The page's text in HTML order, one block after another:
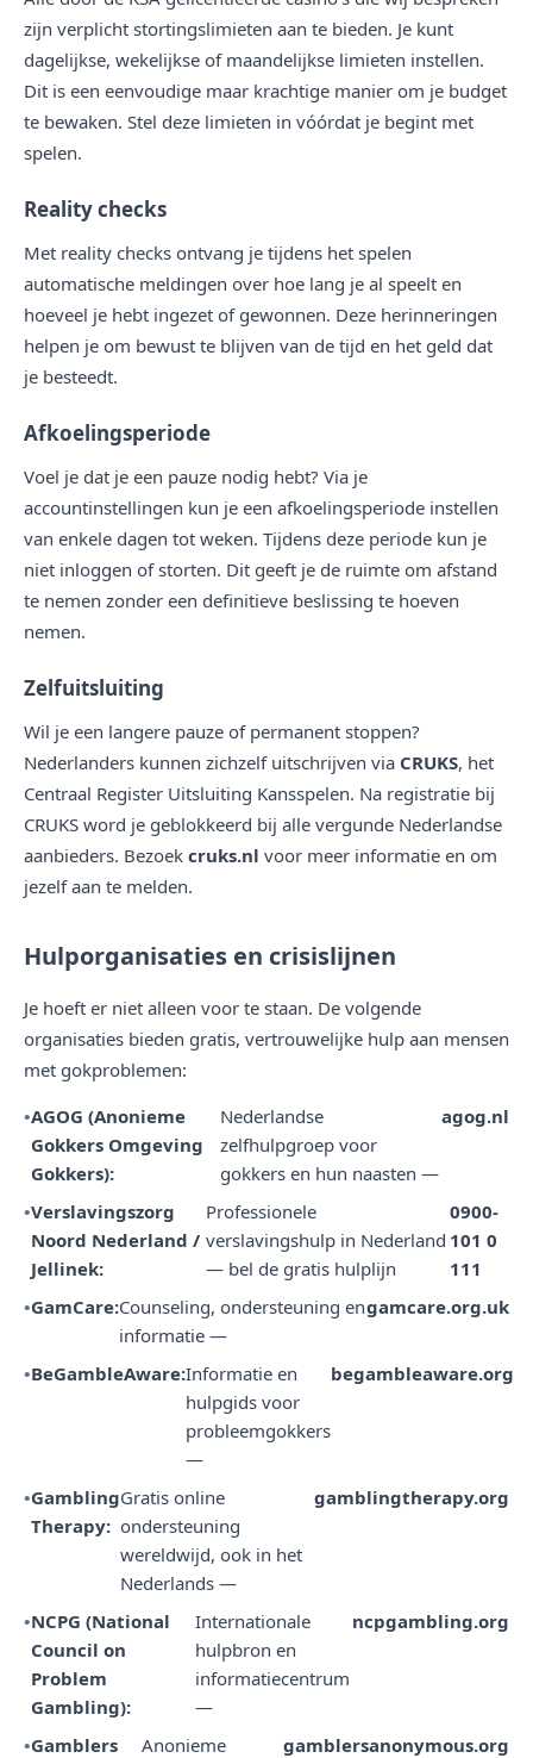
zijn verplicht stortingslimieten aan te bieden. Je kunt
dagelijkse, wekelijkse of maandelijkse limieten instellen.
Dit is een eenvoudige maar krachtige manier om je budget
te bewaken. Stel deze limieten in vóórdat je begint met
spelen.
Reality checks
Met reality checks ontvang je tijdens het spelen
automatische meldingen over hoe lang je al speelt en
hoeveel je hebt ingezet of gewonnen. Deze herinneringen
helpen je om bewust te blijven van de tijd en het geld dat
je besteedt.
Afkoelingsperiode
Voel je dat je een pauze nodig hebt? Via je
accountinstellingen kun je een afkoelingsperiode instellen
van enkele dagen tot weken. Tijdens deze periode kun je
niet inloggen of storten. Dit geeft je de ruimte om afstand
te nemen zonder een definitieve beslissing te hoeven
nemen.
Zelfuitsluiting
Wil je een langere pauze of permanent stoppen?
Nederlanders kunnen zichzelf uitschrijven via CRUKS, het
Centraal Register Uitsluiting Kansspelen. Na registratie bij
CRUKS word je geblokkeerd bij alle vergunde Nederlandse
aanbieders. Bezoek cruks.nl voor meer informatie en om
jezelf aan te melden.
Hulporganisaties en crisislijnen
Je hoeft er niet alleen voor te staan. De volgende
organisaties bieden gratis, vertrouwelijke hulp aan mensen
met gokproblemen:
AGOG (Anonieme
Gokkers Omgeving
Gokkers):
Nederlandse
zelfhulpgroep voor
gokkers en hun naasten —
agog.nl
Verslavingszorg
Noord Nederland /
Jellinek:
Professionele
verslavingshulp in Nederland
— bel de gratis hulplijn
0900-
101 0
111
GamCare:Counseling, ondersteuning en
informatie —
gamcare.org.uk
BeGambleAware:Informatie en
hulpgids voor
probleemgokkers
—
begambleaware.org
Gambling
Therapy:
Gratis online
ondersteuning
wereldwijd, ook in het
Nederlands —
gamblingtherapy.org
NCPG (National
Council on
Problem
Gambling):
Internationale
hulpbron en
informatiecentrum
—
ncpgambling.org
Gamblers
Anonieme
gamblersanonymous.org